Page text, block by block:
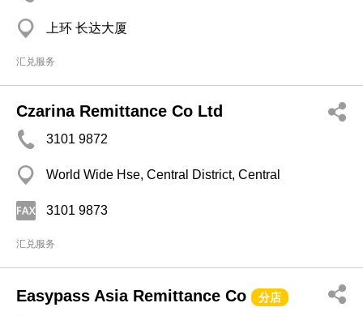
上环 长达大厦
汇兑服务
Czarina Remittance Co Ltd
3101 9872
World Wide Hse, Central District, Central
3101 9873
汇兑服务
Easypass Asia Remittance Co 分店